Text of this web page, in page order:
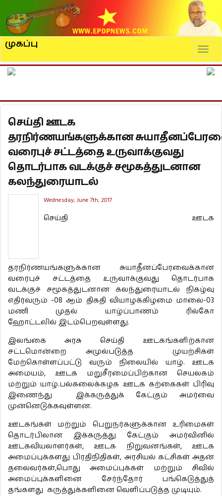
முகப்பு
செய்தி ஊடக
தரநிர்ணயங்களுக்கான
வரைபுச் சட்டத்தை உருவாக்குவது
தொடர்பாக வடக்குச் சமூகத்துடனான
கலந்துரையாடல்
Wednesday, June 7th, 2017
செய்தி ஊடக
தரநிர்ணயங்களுக்கான சுயாதீனப்பேரவைக்கான
வரைபுச் சட்டத்தை உருவாக்குவது தொடர்பாக
வடக்குச் சமூகத்துடனான கலந்துரையாடல் நிகழ்வு
எதிர்வரும் -08 ஆம் திகதி வியாழக்கிழமை மாலை-03
மணி முதல் யாழ்ப்பாணம் ரில்கோ
ஹோட்டலில் இடம்பெறவுள்ளது.
இலங்கை அரசு செய்தி ஊடகங்களிற்கான
சட்டமொன்றை அமுல்படுத்த முயற்சிகள்
மேற்கொள்ளப்பட்டு வரும் நிலையில் யாழ். ஊடக
அமையம், ஊடக மறுசீரமைப்பிற்கான செயலகம்
மற்றும் யாழ்.பல்கலைக்கழக ஊடக கற்கைகள் பிரிவு
இணைந்து இக்கருத்துக் கேட்கும் அமர்வை
முன்னெடுக்கவுள்ளன.
ஊடகங்கள் மற்றும் பெறுநர்களுக்கான உரிமைகள்
தொடர்பிலான இக்கருத்து கேட்கும் அமர்வினில்
ஊடகவியலாளர்கள், ஊடக நிறுவனங்கள், ஊடக
அமைப்புக்களது பிரதிநிதிகள், அரசியல் கட்சிகள் அதன்
தலைவர்கள்,பொது அமைப்புக்கள் மற்றும் சிவில்
அமைப்புக்களினை சேர்ந்தோர் பங்கெடுத்துத்
தங்களது கருத்துக்களினை வெளிப்படுத்த முடியும்.